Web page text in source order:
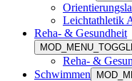
Leichtathletik
Reha- & Gesundheit
Reha- &
Schwimmen